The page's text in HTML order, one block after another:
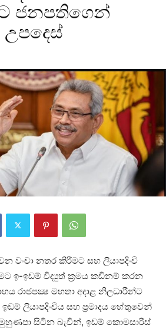
ජනපතිගෙන්
වංචා නතර කිරීමට සහ ලියාපදිංචි
ඉ-ඉඩම් විද්‍යුත් ක්‍රමය කඩිනම් කරන
රාජපක්‍ෂ මහතා අදාළ නිලධාරීන්ට
ලියාපදිංචිය සහ ප්‍රමාදය හේතුවෙන්
සිටින බැවින්, ඉඩම් කොමසාරිස්